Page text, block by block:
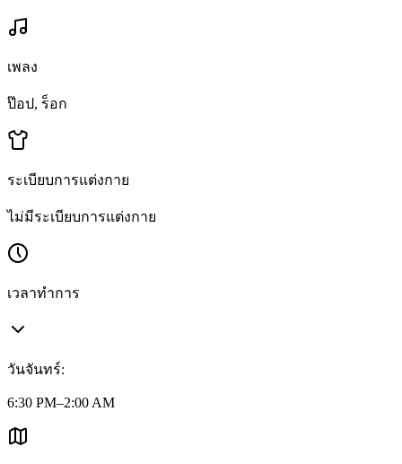
เพลง
ป๊อป, ร็อก
ระเบียบการแต่งกาย
ไม่มีระเบียบการแต่งกาย
เวลาทำการ
วันจันทร์:
6:30 PM–2:00 AM